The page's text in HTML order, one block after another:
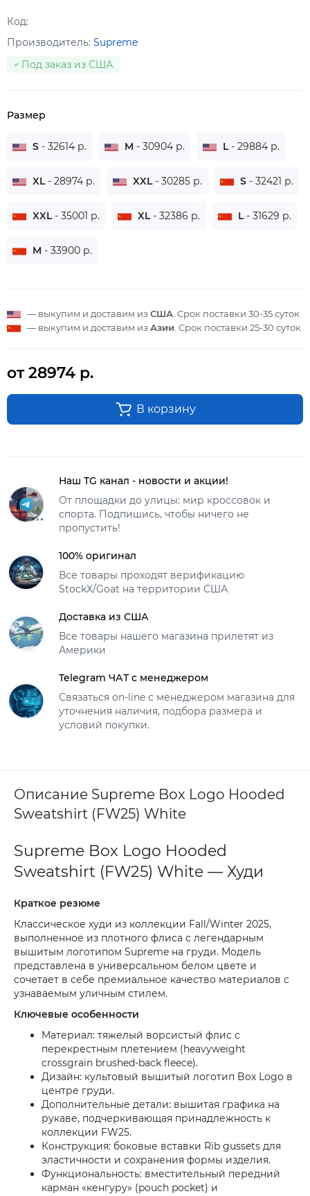
Код:
Производитель: Supreme
Под заказ из США
Размер
S - 32614 р. M - 30904 р. L- 29884 р.
XL- 28974 р. XXL- 30285 р. S - 32421 р.
XXL- 35001 р. XL- 32386 р. L- 31629 р.
M - 33900 р.
— выкупим и доставим из США . Срок поставки 30-35 суток
— выкупим и доставим из Азии . Срок поставки 25-30 суток
от 28974 р.
В корзину
Наш TG канал - новости и акции!
От площадки до улицы: мир кроссовок и
спорта. Подпишись, чтобы ничего не
пропустить!
100% оригинал
Все товары проходят верификацию
StockX/Goat на территории США
Доставка из США
Все товары нашего магазина прилетят из
Америки
Telegram ЧАТ с менеджером
Связаться on-line с менеджером магазина для
уточнения наличия, подбора размера и
условий покупки.
Описание Supreme Box Logo Hooded
Sweatshirt (FW25) White
Supreme Box Logo Hooded
Sweatshirt (FW25) White — Худи
Краткое резюме
Классическое худи из коллекции Fall/Winter 2025,
выполненное из плотного флиса с легендарным
вышитым логотипом Supreme на груди. Модель
представлена в универсальном белом цвете и
сочетает в себе премиальное качество материалов с
узнаваемым уличным стилем.
Ключевые особенности
Материал: тяжелый ворсистый флис с
перекрестным плетением (heavyweight
crossgrain brushed-back fleece).
Дизайн: культовый вышитый логотип Box Logo в
центре груди.
Дополнительные детали: вышитая графика на
рукаве, подчеркивающая принадлежность к
коллекции FW25.
Конструкция: боковые вставки Rib gussets для
эластичности и сохранения формы изделия.
Функциональность: вместительный передний
карман «кенгуру» (pouch pocket) и